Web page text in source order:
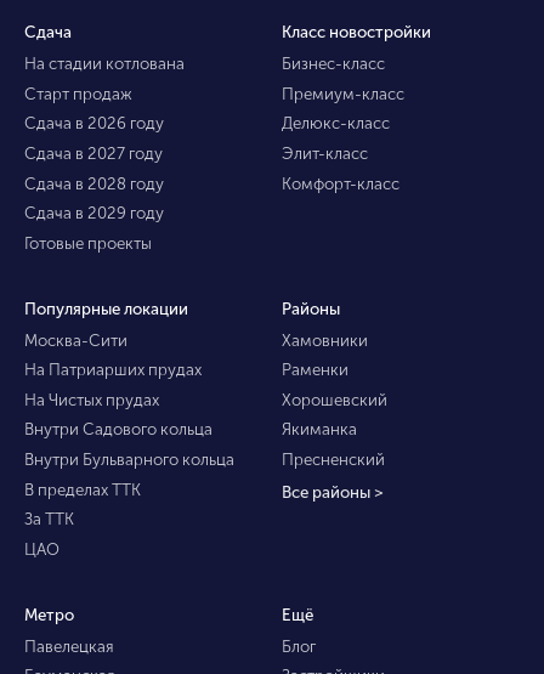
Сдача
На стадии котлована
Старт продаж
Сдача в 2026 году
Сдача в 2027 году
Сдача в 2028 году
Сдача в 2029 году
Готовые проекты
Класс новостройки
Бизнес-класс
Премиум-класс
Делюкс-класс
Элит-класс
Комфорт-класс
Популярные локации
Москва-Сити
На Патриарших прудах
На Чистых прудах
Внутри Садового кольца
Внутри Бульварного кольца
В пределах ТТК
За ТТК
ЦАО
Районы
Хамовники
Раменки
Хорошевский
Якиманка
Пресненский
Все районы >
Метро
Павелецкая
Ещё
Блог